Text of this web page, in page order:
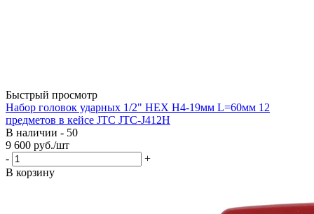
Быстрый просмотр
Набор головок ударных 1/2" HEX H4-19мм L=60мм 12
предметов в кейсе JTC JTC-J412H
В наличии - 50
9 600 руб./шт
-
+
В корзину